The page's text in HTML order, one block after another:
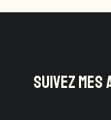
SUIVEZ MES